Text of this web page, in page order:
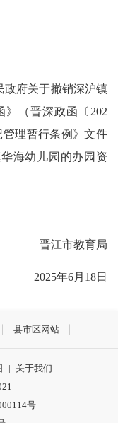
府关于撤销深沪镇
（晋深政函〔202
理暂行条例》文件
海幼儿园的办园资
晋江市教育局
2025年6月18日
县市区网站
| 关于我们
号